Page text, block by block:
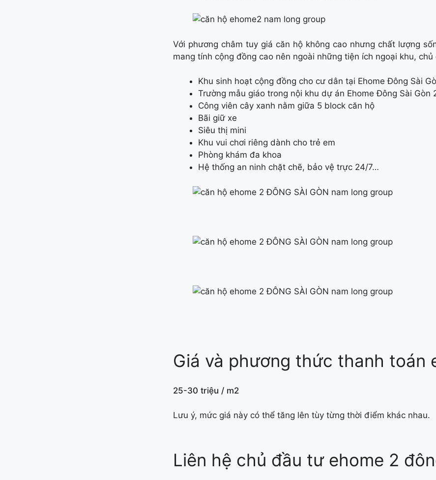
Với phương châm tuy giá căn hộ không cao nhưng chất lượng
mang tính cộng đồng cao nên ngoài những tiện ích ngoại khu,
Khu sinh hoạt cộng đồng cho cư dân tại Ehome Đông Sài
Trường mẫu giáo trong nội khu dự án Ehome Đông Sài Gòn
Công viên cây xanh nằm giữa 5 block căn hộ
Bãi giữ xe
Siêu thị mini
Khu vui chơi riêng dành cho trẻ em
Phòng khám đa khoa
Hệ thống an ninh chặt chẽ, bảo vệ trực 24/7…
Giá và phương thức thanh toán
25-30 triệu / m2
Lưu ý, mức giá này có thể tăng lên tùy từng thời điểm khác nhau.
Liên hệ chủ đầu tư ehome 2